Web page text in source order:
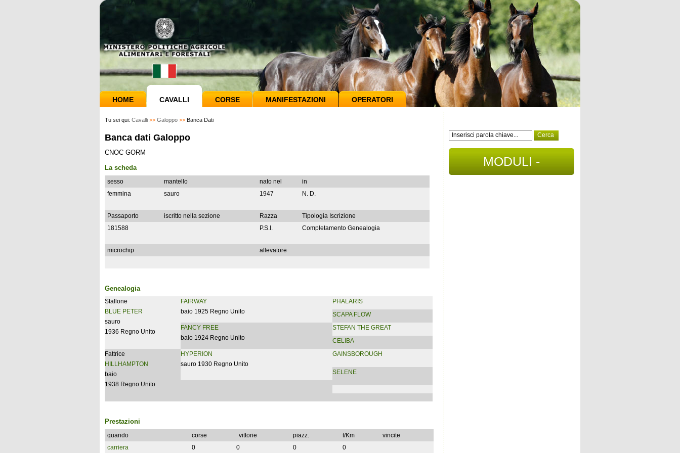
HOME CAVALLI CORSE MANIFESTAZIONI OPERATORI
Tu sei qui: Cavalli >> Galoppo >> Banca Dati
Banca dati Galoppo
CNOC GORM
La scheda
sesso mantello nato nel
in
femmina
sauro 1947 N. D.
Passaporto iscritto nella sezione Razza
Tipologia Iscrizione
181588
P.S.I. Completamento Genealogia
microchip allevatore
Genealogia
Stallone
BLUE PETER
sauro
1936 Regno Unito
FAIRWAY
baio 1925 Regno Unito
FANCY FREE
baio 1924 Regno Unito
PHALARIS
SCAPA FLOW
STEFAN THE GREAT
CELIBA
Fattrice
HILLHAMPTON
baio
1938 Regno Unito
HYPERION
sauro 1930 Regno Unito
GAINSBOROUGH
SELENE
Prestazioni
quando corse vittorie piazz. t/Km
vincite
carriera
0 0 0 0
MODULI -